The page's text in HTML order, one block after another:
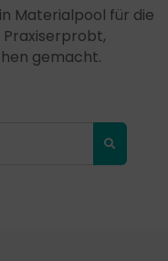
Materialpool für die
gemacht.